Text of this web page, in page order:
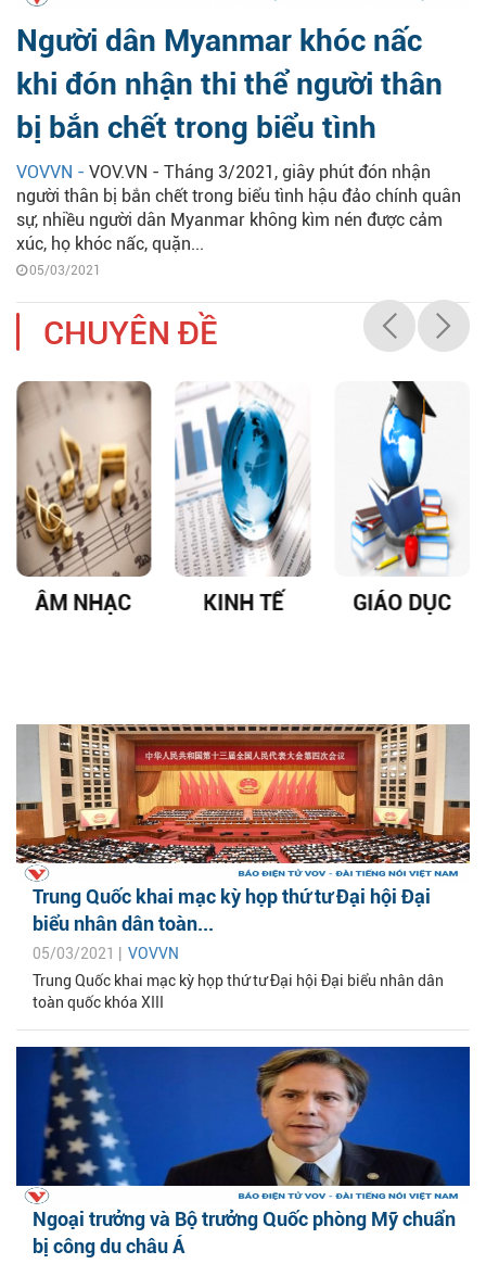
Người dân Myanmar khóc nấc
khi đón nhận thi thể người thân
bị bắn chết trong biểu tình
VOVVN - VOV.VN - Tháng 3/2021, giây phút đón nhận
người thân bị bắn chết trong biểu tình hậu đảo chính quân
sự, nhiều người dân Myanmar không kìm nén được cảm
xúc, họ khóc nấc, quặn...
05/03/2021
CHUYÊN ĐỀ
ÂM NHẠC KINH TẾ GIÁO DỤC
Trung Quốc khai mạc kỳ họp thứ tư Đại hội Đại
biểu nhân dân toàn...
05/03/2021 | VOVVN
Trung Quốc khai mạc kỳ họp thứ tư Đại hội Đại biểu nhân dân
toàn quốc khóa XIII
Ngoại trưởng và Bộ trưởng Quốc phòng Mỹ chuẩn
bị công du châu Á